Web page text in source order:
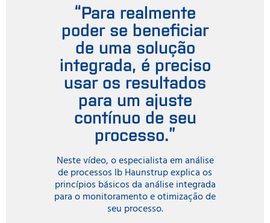
“Para realmente
poder se beneficiar
de uma solução
integrada, é preciso
usar os resultados
para um ajuste
contínuo de seu
processo.”
Neste vídeo, o especialista em análise
de processos Ib Haunstrup explica os
princípios básicos da análise integrada
para o monitoramento e otimização de
seu processo.